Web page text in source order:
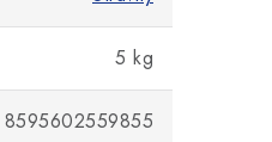
5 kg
8595602559855